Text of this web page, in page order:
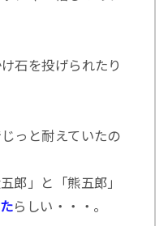
石を投げられたり
っと耐えていたの
郎」と「熊五郎」
らしい・・・。